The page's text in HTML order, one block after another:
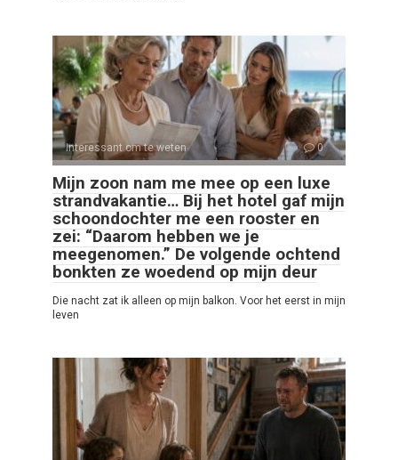
Interessant om te weten 0
Mijn zoon nam me mee op een luxe
strandvakantie… Bij het hotel gaf mijn
schoondochter me een rooster en
zei: “Daarom hebben we je
meegenomen.” De volgende ochtend
bonkten ze woedend op mijn deur
Die nacht zat ik alleen op mijn balkon. Voor het eerst in mijn
leven